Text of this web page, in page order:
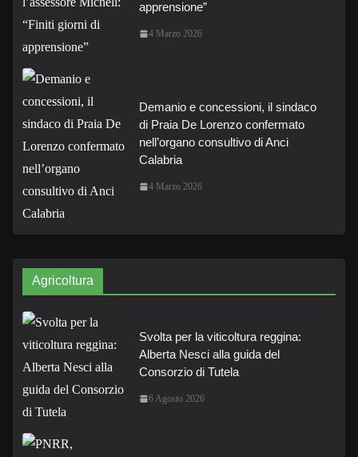
apprensione”
4 Marzo 2026
Demanio e concessioni, il sindaco
di Praia De Lorenzo confermato
nell’organo consultivo di Anci
Calabria
4 Marzo 2026
Agricoltura
Svolta per la viticoltura reggina:
Alberta Nesci alla guida del
Consorzio di Tutela
6 Agosto 2026